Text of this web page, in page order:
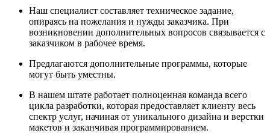
Наш специалист составляет техническое задание,
опираясь на пожелания и нужды заказчика. При
возникновении дополнительных вопросов связывается с
заказчиком в рабочее время.
Предлагаются дополнительные программы, которые
могут быть уместны.
В нашем штате работает полноценная команда всего
цикла разработки, которая предоставляет клиенту весь
спектр услуг, начиная от уникального дизайна и верстки
макетов и заканчивая программированием.